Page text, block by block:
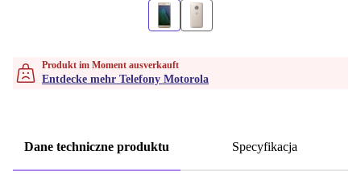
Produkt im Moment ausverkauft
Entdecke mehr Telefony Motorola
Dane techniczne produktu Specyfikacja